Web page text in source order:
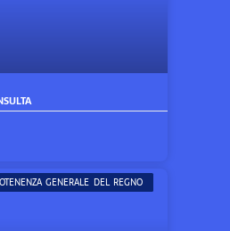
GENERALE DEL REGNO